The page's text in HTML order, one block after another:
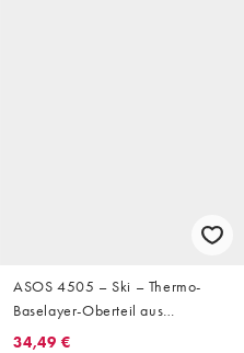
ASOS 4505 – Ski – Thermo-
Baselayer-Oberteil aus
schweißableitendem Material in
34,49 €